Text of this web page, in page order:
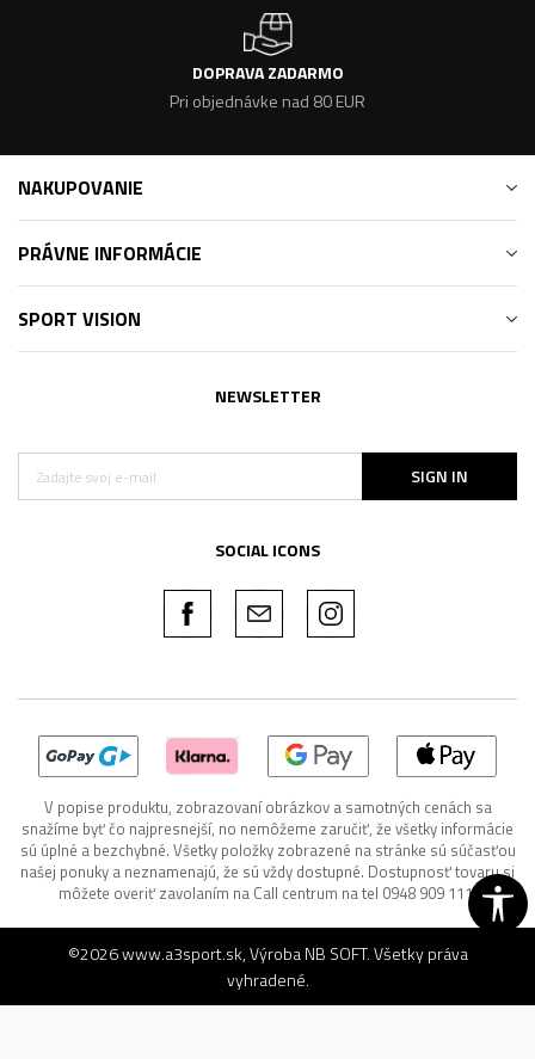
DOPRAVA ZADARMO
Pri objednávke nad 80 EUR
NAKUPOVANIE
PRÁVNE INFORMÁCIE
SPORT VISION
NEWSLETTER
SIGN IN
SOCIAL ICONS
V popise produktu, zobrazovaní obrázkov a samotných cenách sa
snažíme byť čo najpresnejší, no nemôžeme zaručiť, že všetky informácie
sú úplné a bezchybné. Všetky položky zobrazené na stránke sú súčasťou
našej ponuky a neznamenajú, že sú vždy dostupné. Dostupnosť tovaru si
môžete overiť zavolaním na Call centrum na tel 0948 909 111.
©2026www.a3sport.sk, VýrobaNB SOFT. Všetky práva
vyhradené.